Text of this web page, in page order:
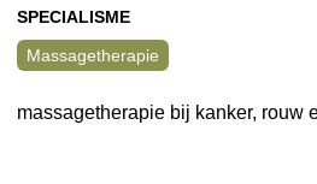
SPECIALISME
Massagetherapie
massagetherapie bij kanker, rouw